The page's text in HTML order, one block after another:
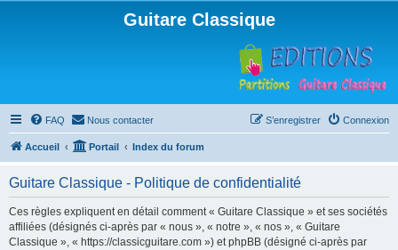
Guitare Classique
FAQ Nous contacter Connexion
S’enregistrer
Accueil Portail Index du forum
Guitare Classique - Politique de confidentialité
Ces règles expliquent en détail comment « Guitare Classique » et ses sociétés
affiliées (désignés ci-après par « nous », « notre », « nos », « Guitare
Classique », « https://classicguitare.com ») et phpBB (désigné ci-après par